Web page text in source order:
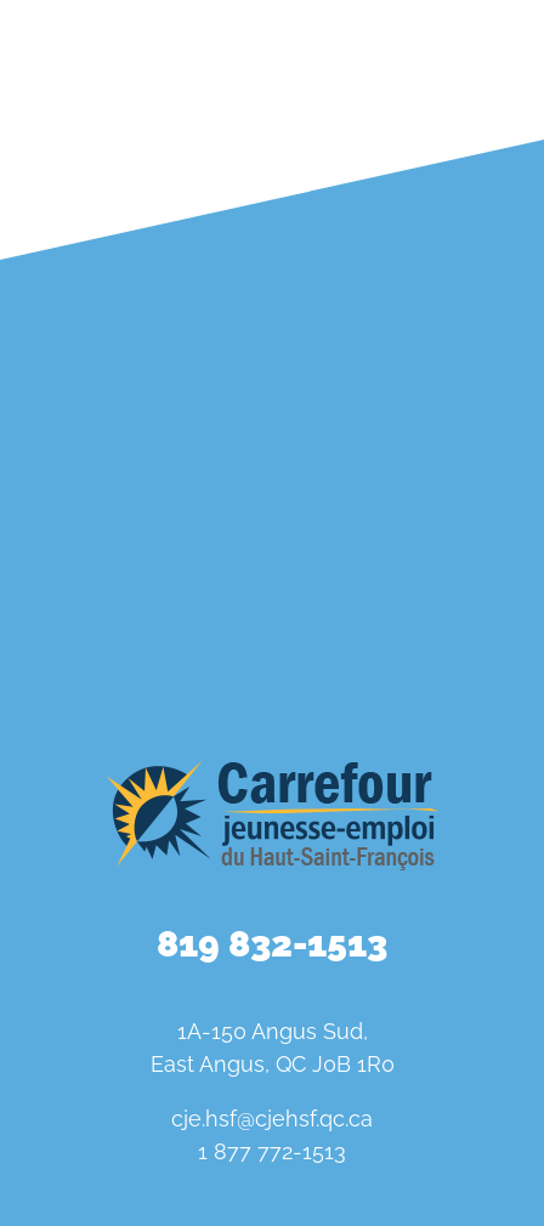
819 832-1513
1A-150 Angus Sud,
East Angus, QC J0B 1R0
cje.hsf@cjehsf.qc.ca
1 877 772-1513